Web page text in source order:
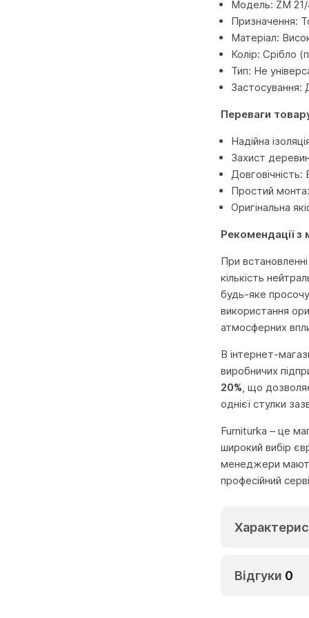
Модель: ZM
Призначення:
Матеріал:
Колір: Срібло
Тип: Не
Застосування:
Переваги
Надійна
Захист
Довговічність:
Простий
Оригінальна
Рекомендації
При
кількість
будь-яке
використання
атмосферних
В інтернет-
виробничих
20%, що
однієї стулки
Furniturka – це
широкий вибір
менеджери
професійний
Відгуки 0